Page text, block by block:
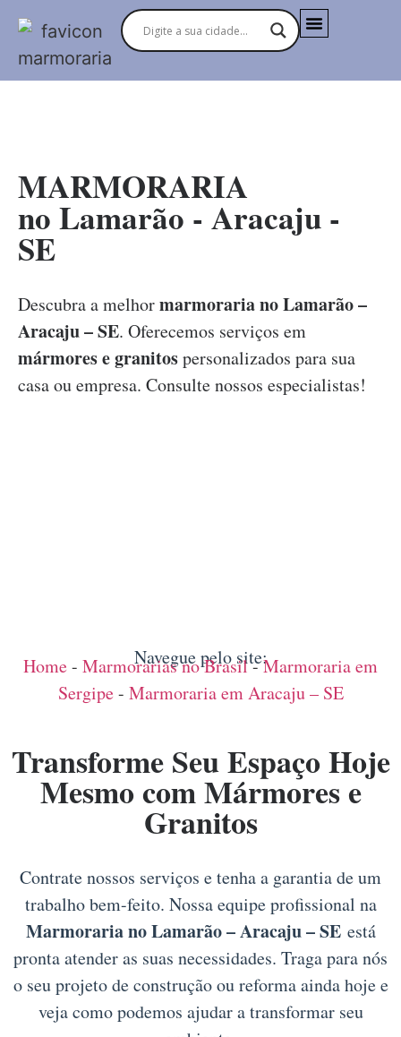
MARMORARIA
no Lamarão - Aracaju -
SE
Descubra a melhormarmoraria no Lamarão –
Aracaju – SE. Oferecemos serviços em
mármores e granitospersonalizados para sua
casa ou empresa. Consulte nossos especialistas!
Navegue pelo site:
Home- Marmorarias no Brasil-Marmoraria em
Sergipe- Marmoraria em Aracaju – SE
Transforme Seu Espaço Hoje
Mesmo com Mármores e
Granitos
Contrate nossos serviços e tenha a garantia de um
trabalho bem-feito. Nossa equipe profissional na
Marmoraria no Lamarão – Aracaju – SEestá
pronta atender as suas necessidades. Traga para nós
o seu projeto de construção ou reforma ainda hoje e
veja como podemos ajudar a transformar seu